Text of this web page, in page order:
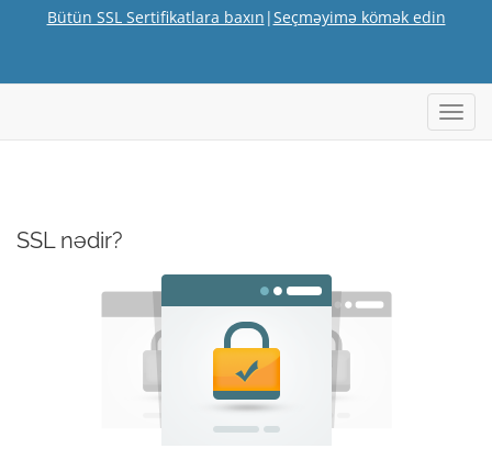
Bütün SSL Sertifikatlara baxın |Seçməyimə kömək edin
SSL nədir?